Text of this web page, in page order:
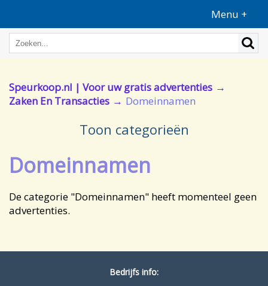
Menu +
Speurkoop.nl | Voor uw gratis advertenties
Zaken En Transacties
Domeinnamen
Toon categorieën
Domeinnamen
De categorie "Domeinnamen" heeft momenteel geen
advertenties.
Bedrijfs info: